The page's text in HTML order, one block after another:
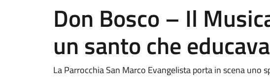
Don Bosco – Il
un santo che
La Parrocchia San Marco Evangelista porta in scena uno